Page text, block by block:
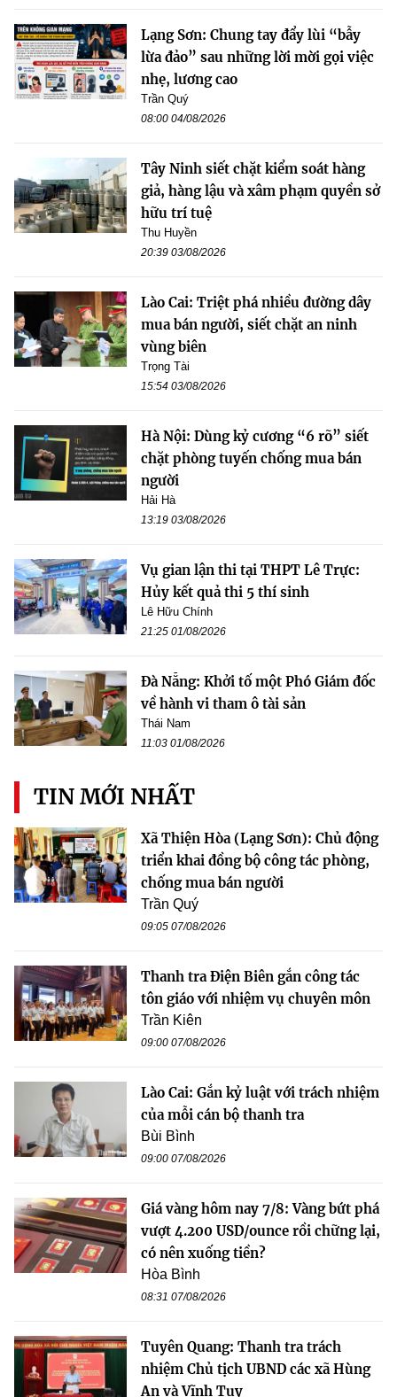
Lạng Sơn: Chung tay đẩy lùi “bẫy
lừa đảo” sau những lời mời gọi việc
nhẹ, lương cao
Trần Quý
08:00 04/08/2026
Tây Ninh siết chặt kiểm soát hàng
giả, hàng lậu và xâm phạm quyền sở
hữu trí tuệ
Thu Huyền
20:39 03/08/2026
Lào Cai: Triệt phá nhiều đường dây
mua bán người, siết chặt an ninh
vùng biên
Trọng Tài
15:54 03/08/2026
Hà Nội: Dùng kỷ cương “6 rõ” siết
chặt phòng tuyến chống mua bán
người
Hải Hà
13:19 03/08/2026
Vụ gian lận thi tại THPT Lê Trực:
Hủy kết quả thi 5 thí sinh
Lê Hữu Chính
21:25 01/08/2026
Đà Nẵng: Khởi tố một Phó Giám đốc
về hành vi tham ô tài sản
Thái Nam
11:03 01/08/2026
TIN MỚI NHẤT
Xã Thiện Hòa (Lạng Sơn): Chủ động
triển khai đồng bộ công tác phòng,
chống mua bán người
Trần Quý
09:05 07/08/2026
Thanh tra Điện Biên gắn công tác
tôn giáo với nhiệm vụ chuyên môn
Trần Kiên
09:00 07/08/2026
Lào Cai: Gắn kỷ luật với trách nhiệm
của mỗi cán bộ thanh tra
Bùi Bình
09:00 07/08/2026
Giá vàng hôm nay 7/8: Vàng bứt phá
vượt 4.200 USD/ounce rồi chững lại,
có nên xuống tiền?
Hòa Bình
08:31 07/08/2026
Tuyên Quang: Thanh tra trách
nhiệm Chủ tịch UBND các xã Hùng
An và Vĩnh Tuy